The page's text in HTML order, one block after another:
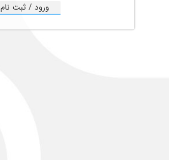
ورود / ثبت نام